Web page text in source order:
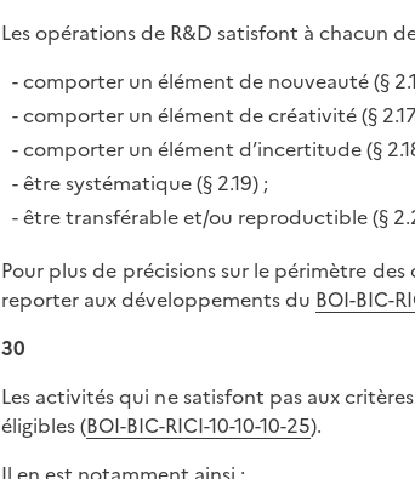
Les opérations de R&D satisfont à chacun
comporter un élément de nouveauté (§
comporter un élément de créativité (§
comporter un élément d’incertitude (§
être systématique (§ 2.19) ;
être transférable et/ou reproductible (§
Pour plus de précisions sur le périmètre
reporter aux développements du BOI-BIC-
30
Les activités qui ne satisfont pas aux
éligibles (BOI-BIC-RICI-10-10-10-25).